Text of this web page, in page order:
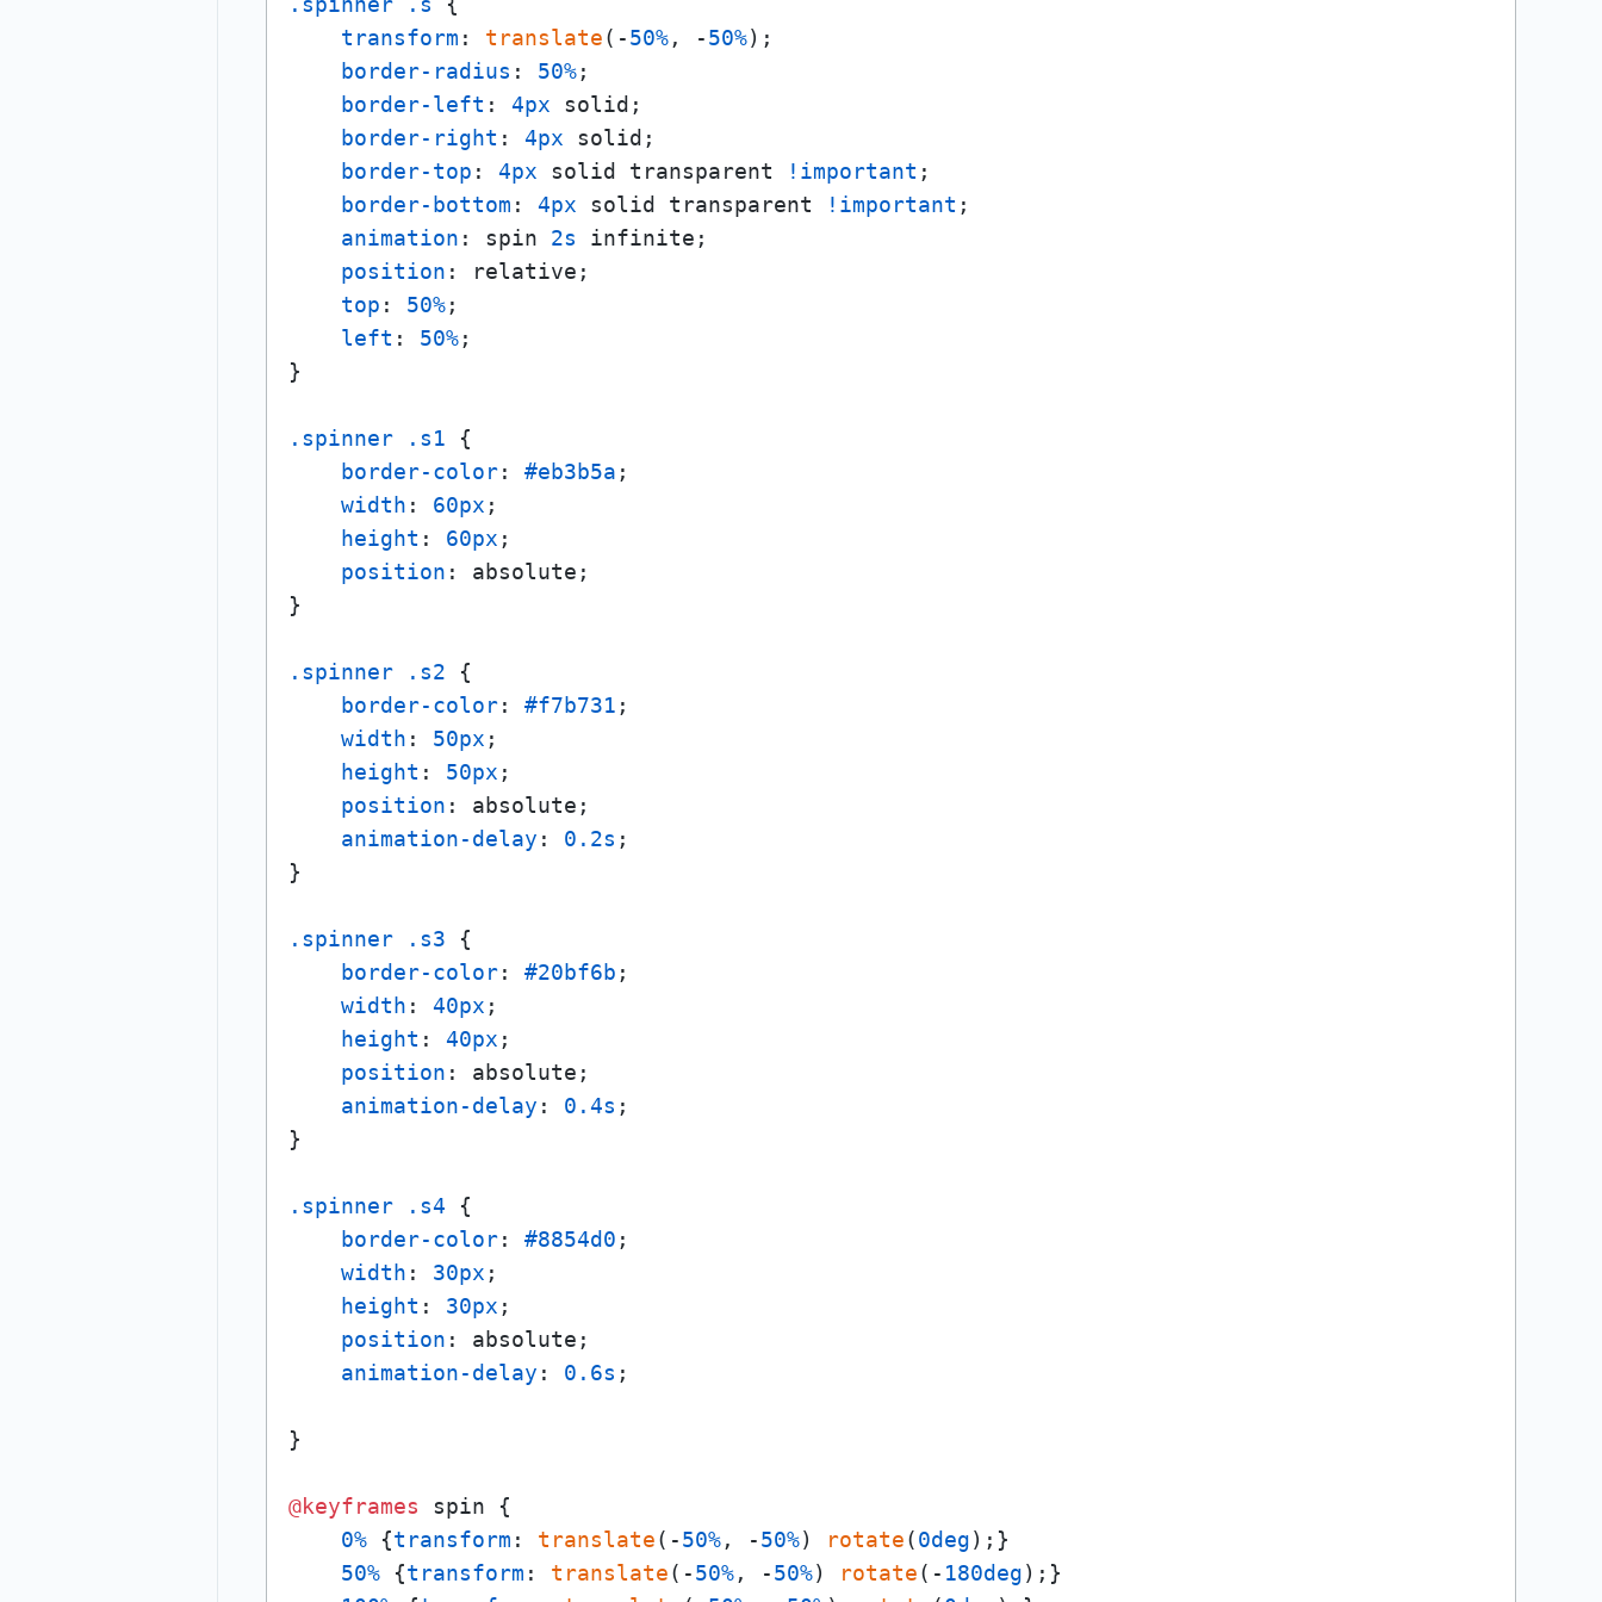
transform : translate(-50%, -50%);
border-radius : 50%;
border-left : 4px solid;
border-right : 4px solid;
border-top : 4px solid transparent !important ;
border-bottom : 4px solid transparent !important ;
animation : spin 2s infinite;
position : relative;
top : 50%;
left : 50%;
}
.spinner .s1 {
border-color: #eb3b5a ;
width : 60px ;
height : 60px ;
position : absolute;
}
.spinner .s2 {
border-color: #f7b731 ;
width : 50px ;
height : 50px ;
position : absolute;
animation-delay : 0.2s ;
}
.spinner .s3 {
border-color: #20bf6b ;
width : 40px ;
height : 40px ;
position : absolute;
animation-delay : 0.4s ;
}
.spinner .s4 {
border-color: #8854d0 ;
width : 30px ;
height : 30px ;
position : absolute;
animation-delay : 0.6s ;
}
@keyframes spin {
0% {transform : translate(-50%, -50%) rotate(0deg);}
50% {transform : translate(-50%, -50%) rotate(- 180deg);}